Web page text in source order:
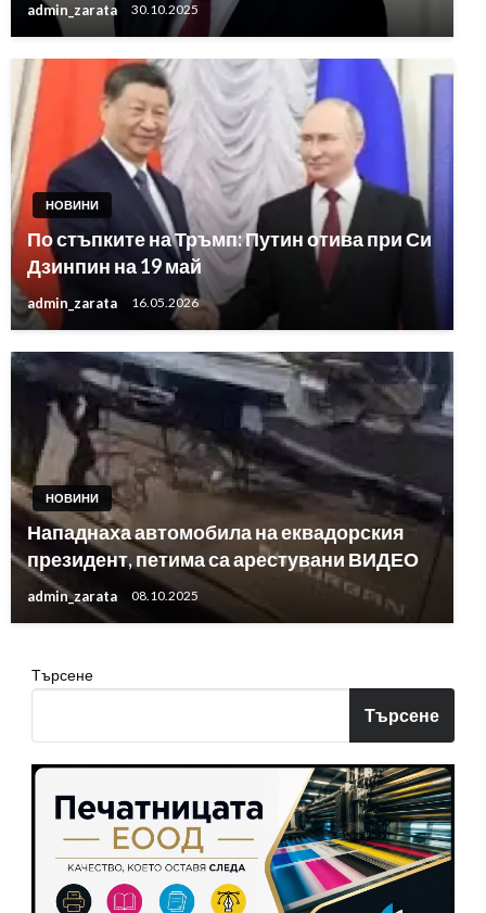
admin_zarata 30.10.2025
НОВИНИ
По стъпките на Тръмп: Путин отива при Си
Дзинпин на 19 май
admin_zarata 16.05.2026
НОВИНИ
Нападнаха автомобила на еквадорския
президент, петима са арестувани ВИДЕО
admin_zarata 08.10.2025
Търсене
Търсене